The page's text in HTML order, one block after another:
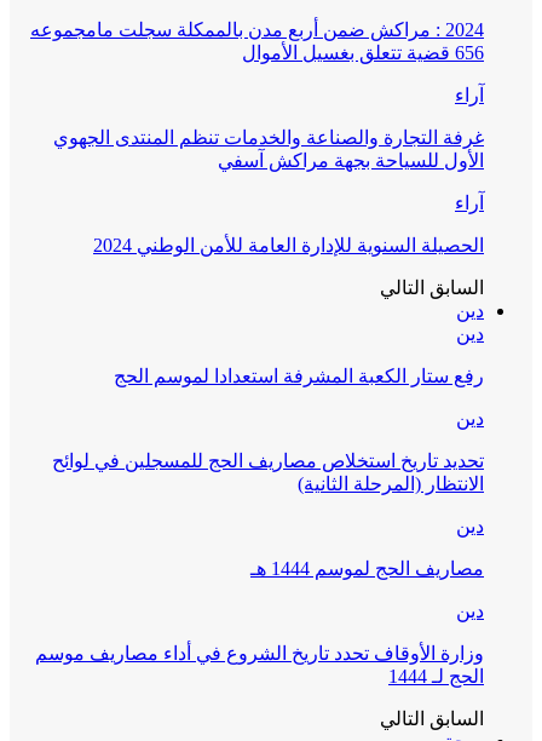
2024 : مراكش ضمن أربع مدن بالممكلة سجلت مامجموعه
656 قضية تتعلق بغسيل الأموال
آراء
غرفة التجارة والصناعة والخدمات تنظم المنتدى الجهوي
الأول للسياحة بجهة مراكش آسفي
آراء
الحصيلة السنوية للإدارة العامة للأمن الوطني 2024
السابق التالي
دين
دين
رفع ستار الكعبة المشرفة استعدادا لموسم الحج
دين
تحديد تاريخ استخلاص مصاريف الحج للمسجلين في لوائح
الانتظار (المرحلة الثانية)
دين
مصاريف الحج لموسم 1444 هـ
دين
وزارة الأوقاف تحدد تاريخ الشروع في أداء مصاريف موسم
الحج لـ 1444
السابق التالي